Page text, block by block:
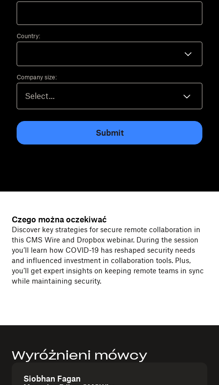
Country:
Company size:
Submit
Czego można oczekiwać
Discover key strategies for secure remote collaboration in
this CMS Wire and Dropbox webinar. During the session
you’ll learn how COVID-19 has reshaped security needs
and influenced investment in collaboration tools. Plus,
you’ll get expert insights on keeping remote teams in sync
while maintaining security.
Wyróżnieni mówcy
Siobhan Fagan